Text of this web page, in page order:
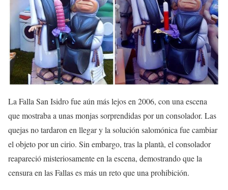
La Falla San Isidro fue aún más lejos en 2006, con una escena
que mostraba a unas monjas sorprendidas por un consolador. Las
quejas no tardaron en llegar y la solución salomónica fue cambiar
el objeto por un cirio. Sin embargo, tras la plantà, el consolador
reapareció misteriosamente en la escena, demostrando que la
censura en las Fallas es más un reto que una prohibición.